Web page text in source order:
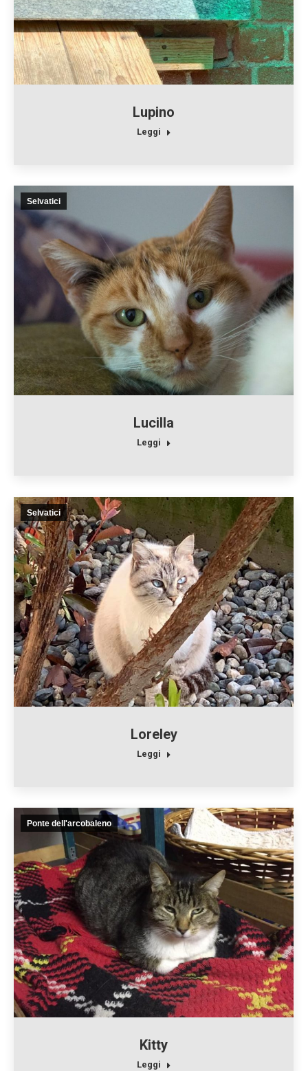
Lupino
Leggi
Selvatici
Lucilla
Leggi
Selvatici
Loreley
Leggi
Ponte dell'arcobaleno
Kitty
Leggi